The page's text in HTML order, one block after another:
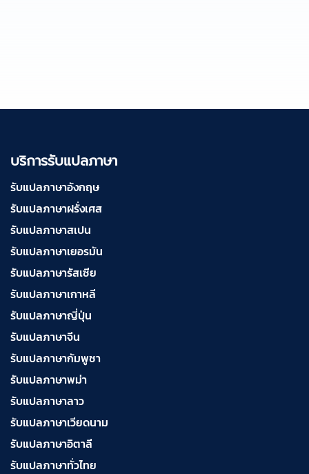
บริการรับแปลภาษา
รับแปลภาษาอังกฤษ
รับแปลภาษาฝรั่งเศส
รับแปลภาษาสเปน
รับแปลภาษาเยอรมัน
รับแปลภาษารัสเซีย
รับแปลภาษาเกาหลี
รับแปลภาษาญี่ปุ่น
รับแปลภาษาจีน
รับแปลภาษากัมพูชา
รับแปลภาษาพม่า
รับแปลภาษาลาว
รับแปลภาษาเวียดนาม
รับแปลภาษาอิตาลี
รับแปลภาษาทั่วไทย